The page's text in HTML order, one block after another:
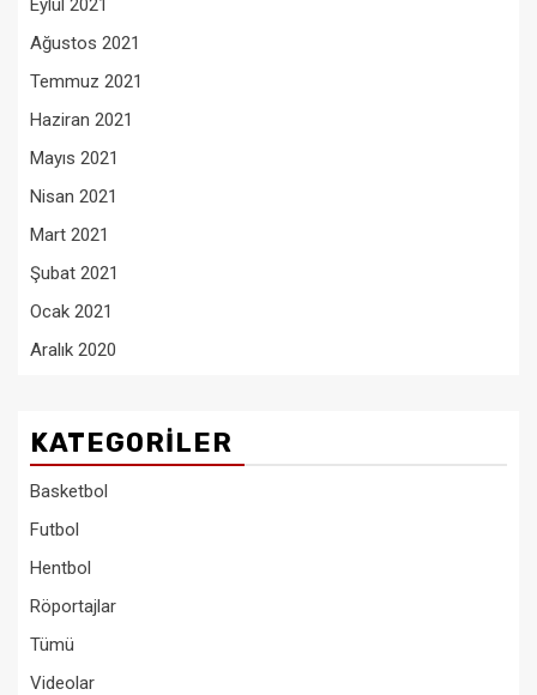
Eylül 2021
Ağustos 2021
Temmuz 2021
Haziran 2021
Mayıs 2021
Nisan 2021
Mart 2021
Şubat 2021
Ocak 2021
Aralık 2020
KATEGORILER
Basketbol
Futbol
Hentbol
Röportajlar
Tümü
Videolar